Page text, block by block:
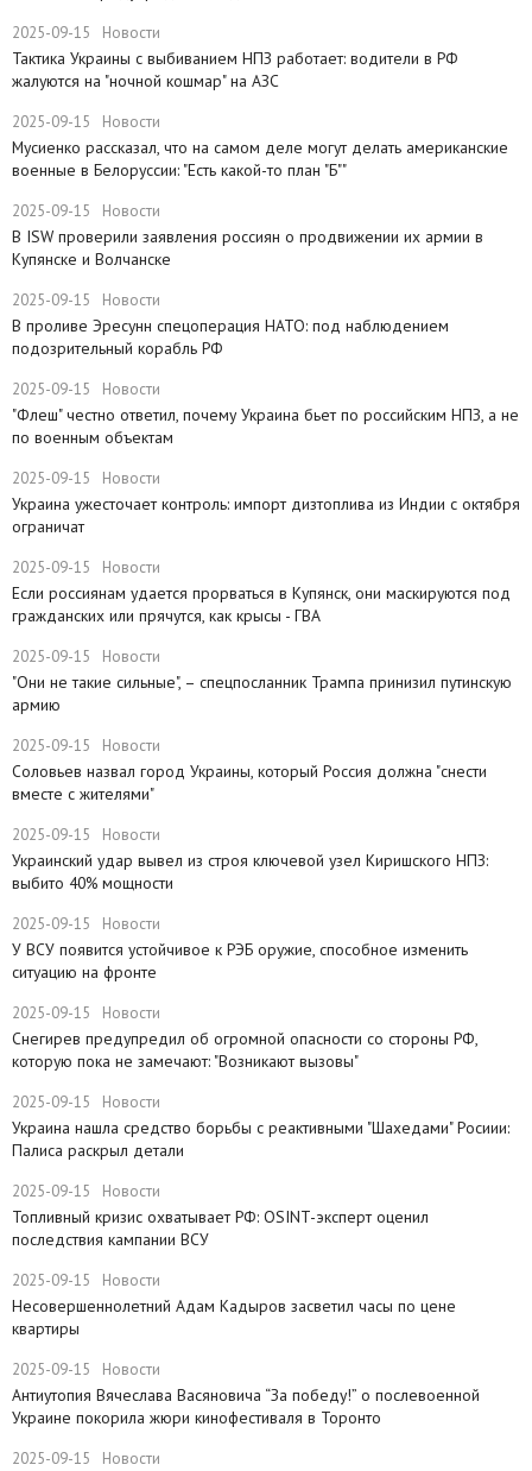
2025-09-15 Новости
Тактика Украины с выбиванием НПЗ работает: водители в РФ
жалуются на "ночной кошмар" на АЗС
2025-09-15 Новости
Мусиенко рассказал, что на самом деле могут делать американские
военные в Белоруссии: "Есть какой-то план "Б""
2025-09-15 Новости
В ISW проверили заявления россиян о продвижении их армии в
Купянске и Волчанске
2025-09-15 Новости
​В проливе Эресунн спецоперация НАТО: под наблюдением
подозрительный корабль РФ
2025-09-15 Новости
"Флеш" честно ответил, почему Украина бьет по российским НПЗ, а не
по военным объектам
2025-09-15 Новости
Украина ужесточает контроль: импорт дизтоплива из Индии с октября
ограничат
2025-09-15 Новости
Если россиянам удается прорваться в Купянск, они маскируются под
гражданских или прячутся, как крысы - ГВА
2025-09-15 Новости
"Они не такие сильные", – спецпосланник Трампа принизил путинскую
армию
2025-09-15 Новости
Соловьев назвал город Украины, который Россия должна "снести
вместе с жителями"
2025-09-15 Новости
​Украинский удар вывел из строя ключевой узел Киришского НПЗ:
выбито 40% мощности
2025-09-15 Новости
У ВСУ появится устойчивое к РЭБ оружие, способное изменить
ситуацию на фронте
2025-09-15 Новости
Снегирев предупредил об огромной опасности со стороны РФ,
которую пока не замечают: "Возникают вызовы"
2025-09-15 Новости
​Украина нашла средство борьбы с реактивными "Шахедами" Росиии:
Палиса раскрыл детали
2025-09-15 Новости
​Топливный кризис охватывает РФ: OSINT-эксперт оценил
последствия кампании ВСУ
2025-09-15 Новости
Несовершеннолетний Адам Кадыров засветил часы по цене
квартиры
2025-09-15 Новости
Антиутопия Вячеслава Васяновича “За победу!” о послевоенной
Украине покорила жюри кинофестиваля в Торонто
2025-09-15 Новости